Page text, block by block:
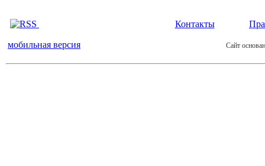
Контакты
мобильная версия Сайт